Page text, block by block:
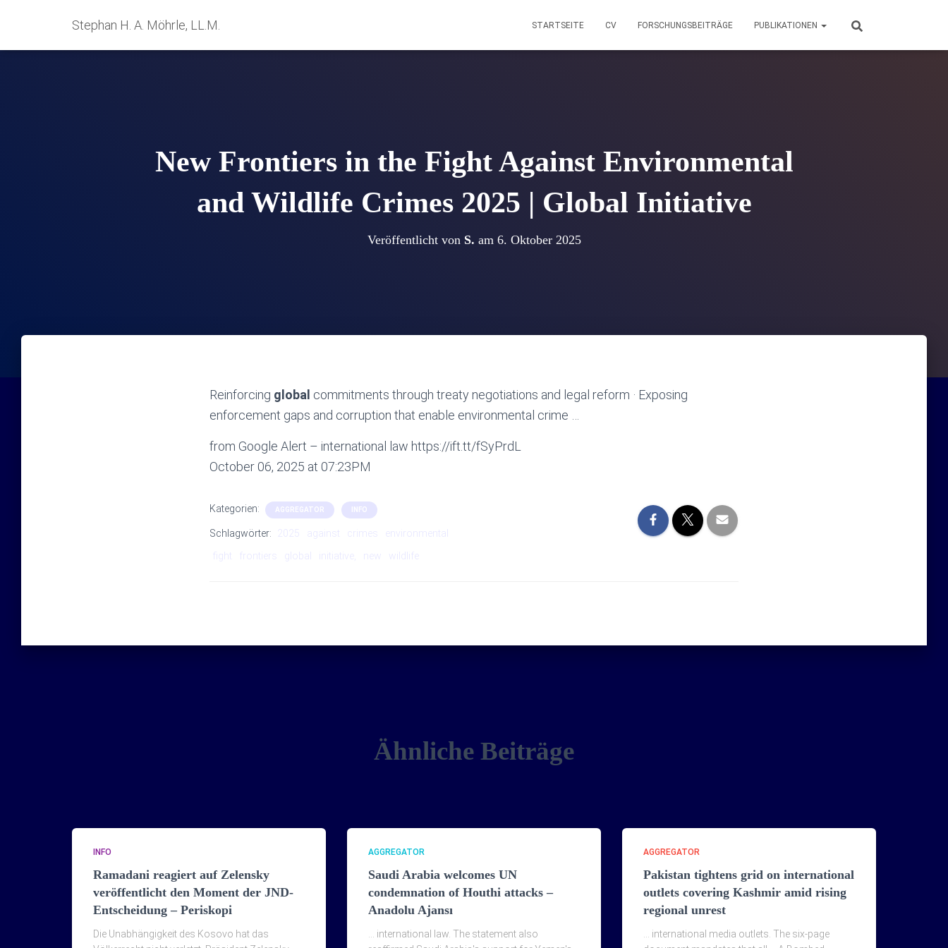
Stephan H. A. Möhrle, LL.M. STARTSEITE CV FORSCHUNGSBEITRÄGE PUBLIKATIONEN
New Frontiers in the Fight Against Environmental
and Wildlife Crimes 2025 | Global Initiative
Veröffentlicht von S. am 6. Oktober 2025
Reinforcing global commitments through treaty negotiations and legal reform · Exposing
enforcement gaps and corruption that enable environmental crime …
from Google Alert – international law https://ift.tt/fSyPrdL
October 06, 2025 at 07:23PM
Kategorien: AGGREGATOR INFO
Schlagwörter: against crimes
environmental
fight
frontiers global initiative,
Ähnliche Beiträge
INFO
Ramadani reagiert auf Zelensky
veröffentlicht den Moment der JND-
Entscheidung – Periskopi
Die Unabhängigkeit des Kosovo hat das
AGGREGATOR
Saudi Arabia welcomes UN
condemnation of Houthi attacks –
Anadolu Ajansı
… international law. The statement also
AGGREGATOR
Pakistan tightens grid on international
outlets covering Kashmir amid rising
regional unrest
… international media outlets. The six-page